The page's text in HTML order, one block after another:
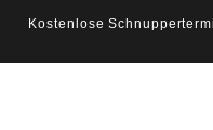
Kostenlose